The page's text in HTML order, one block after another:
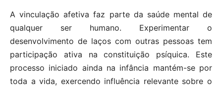
A vinculação afetiva faz parte da saúde mental de
qualquer ser humano. Experimentar o
desenvolvimento de laços com outras pessoas tem
participação ativa na constituição psíquica. Este
processo iniciado ainda na infância mantém-se por
toda a vida, exercendo influência relevante sobre o